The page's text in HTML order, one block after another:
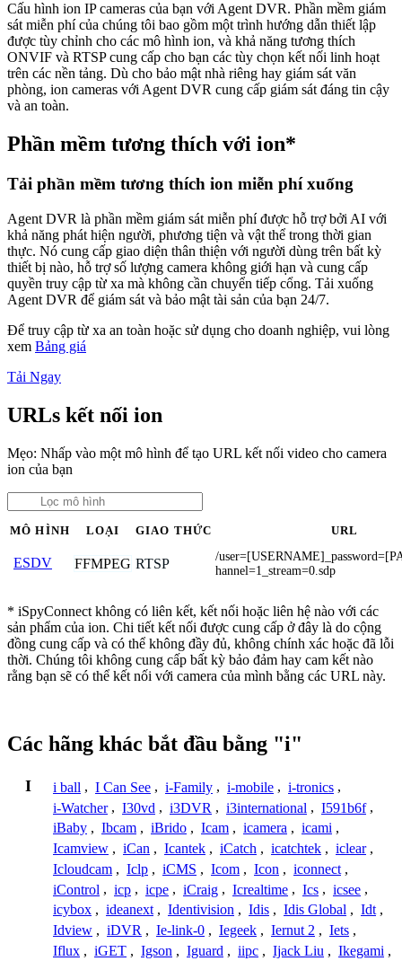
Cấu hình ion IP cameras của bạn với Agent DVR. Phần mềm giám
sát miễn phí của chúng tôi bao gồm một trình hướng dẫn thiết lập
được tùy chỉnh cho các mô hình ion, và khả năng tương thích
ONVIF và RTSP cung cấp cho bạn các tùy chọn kết nối linh hoạt
trên các nền tảng. Dù cho bảo mật nhà riêng hay giám sát văn
phòng, ion cameras với Agent DVR cung cấp giám sát đáng tin cậy
và an toàn.
Phần mềm tương thích với ion*
Tải phần mềm tương thích ion miễn phí xuống
Agent DVR là phần mềm giám sát miễn phí được hỗ trợ bởi AI với
khả năng phát hiện người, phương tiện và vật thể trong thời gian
thực. Nó cung cấp giao diện thân thiện với người dùng trên bất kỳ
thiết bị nào, hỗ trợ số lượng camera không giới hạn và cung cấp
quyền truy cập từ xa mà không cần chuyển tiếp cổng. Tải xuống
Agent DVR để giám sát và bảo mật tài sản của bạn 24/7.
Để truy cập từ xa an toàn hoặc sử dụng cho doanh nghiệp, vui lòng
xem Bảng giá
Tải Ngay
URLs kết nối ion
Mẹo: Nhấp vào một mô hình để tạo URL kết nối video cho camera
ion của bạn
MÔ HÌNH LOẠI GIAO THỨC URL
ESDV FFMPEG RTSP
/
hannel=1_stream=0.sdp
* iSpyConnect không có liên kết, kết nối hoặc liên hệ nào với các
sản phẩm của ion. Chi tiết kết nối được cung cấp ở đây là do cộng
đồng cung cấp và có thể không đầy đủ, không chính xác hoặc đã lỗi
thời. Chúng tôi không cung cấp bất kỳ bảo đảm hay cam kết nào
rằng bạn sẽ có thể kết nối với camera của mình bằng các URL này.
Các hãng khác bắt đầu bằng "i"
I i ball , I Can See , i-Family , i-mobile , i-tronics ,
i-Watcher , I30vd , i3DVR , i3international , I591b6f ,
iBaby , Ibcam , iBrido , Icam , icamera , icami ,
Icamview , iCan , Icantek , iCatch , icatchtek , iclear ,
Icloudcam , Iclp , iCMS , Icom , Icon , iconnect ,
iControl , icp , icpe , iCraig , Icrealtime , Ics , icsee ,
icybox , ideanext , Identivision , Idis , Idis Global , Idt ,
Idview , iDVR , Ie-link-0 , Iegeek , Iernut 2 , Iets ,
Iflux , iGET , Igson , Iguard , iipc , Ijack Liu , Ikegami ,